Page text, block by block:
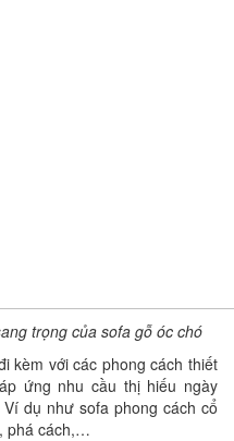
trọng của sofa gỗ óc chó
kèm với các phong cách thiết
ứng nhu cầu thị hiếu ngày
dụ như sofa phong cách cổ
phá cách,…